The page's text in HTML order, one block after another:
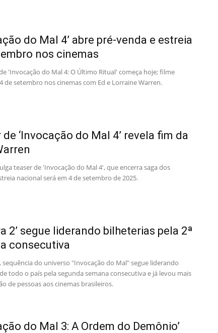
do Mal 4’ abre pré-venda e estreia
nos cinemas
'Invocação do Mal 4: O Último Ritual' começa hoje; filme
de setembro nos cinemas com Ed e Lorraine Warren.
de ‘Invocação do Mal 4’ revela fim da
teaser de 'Invocação do Mal 4', que encerra saga dos
nacional será em 4 de setembro de 2025.
2’ segue liderando bilheterias pela 2ª
consecutiva
sequência do universo "Invocação do Mal" segue liderando
todo o país pela segunda semana consecutiva e já levou mais
de pessoas aos cinemas brasileiros.
do Mal 3: A Ordem do Demônio’